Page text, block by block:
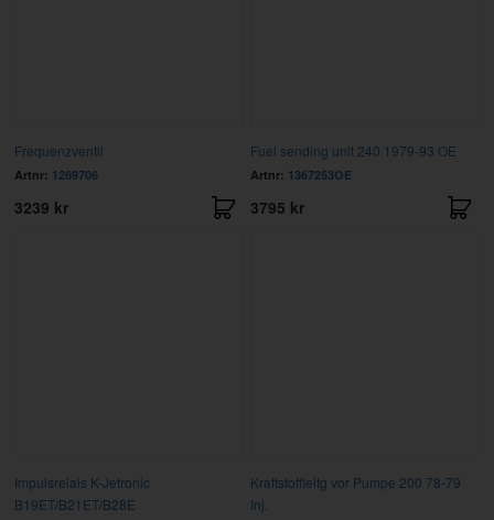
Frequenzventil
Artnr: 1269706
3239 kr
Fuel sending unit 240 1979-93 OE
Artnr: 1367253OE
3795 kr
Impulsrelais K-Jetronic
B19ET/B21ET/B28E
Kraftstoffleitg vor Pumpe 200 78-79
Inj.